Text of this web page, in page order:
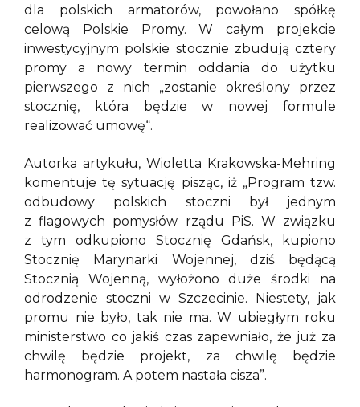
dla polskich armatorów, powołano spółkę
celową Polskie Promy. W całym projekcie
inwestycyjnym polskie stocznie zbudują cztery
promy a nowy termin oddania do użytku
pierwszego z nich „zostanie określony przez
stocznię, która będzie w nowej formule
realizować umowę“.
Autorka artykułu, Wioletta Krakowska-Mehring
komentuje tę sytuację pisząc, iż „Program tzw.
odbudowy polskich stoczni był jednym
z flagowych pomysłów rządu PiS. W związku
z tym odkupiono Stocznię Gdańsk, kupiono
Stocznię Marynarki Wojennej, dziś będącą
Stocznią Wojenną, wyłożono duże środki na
odrodzenie stoczni w Szczecinie. Niestety, jak
promu nie było, tak nie ma. W ubiegłym roku
ministerstwo co jakiś czas zapewniało, że już za
chwilę będzie projekt, za chwilę będzie
harmonogram. A potem nastała cisza”.